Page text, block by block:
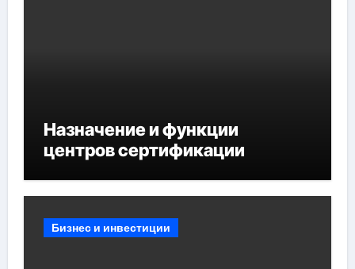
Назначение и функции
центров сертификации
Бизнес и инвестиции